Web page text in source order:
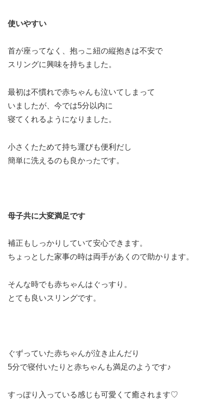
使いやすい
首が座ってなく、抱っこ紐の縦抱きは不安で
スリングに興味を持ちました。
最初は不慣れで赤ちゃんも泣いてしまって
いましたが、今では5分以内に
寝てくれるようになりました。
小さくたためて持ち運びも便利だし
簡単に洗えるのも良かったです。
母子共に大変満足です
補正もしっかりしていて安心できます。
ちょっとした家事の時は両手があくので助かります。
そんな時でも赤ちゃんはぐっすり。
とても良いスリングです。
ぐずっていた赤ちゃんが泣き止んだり
5分で寝付いたりと赤ちゃんも満足のようです♪
すっぽり入っている感じも可愛くて癒されます♡